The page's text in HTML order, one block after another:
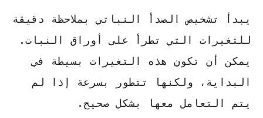
يبدأ تشخيص الصدأ النباتي بملاحظة دقيقة
للتغيرات التي تطرأ على أوراق النبات.
يمكن أن تكون هذه التغيرات بسيطة في
البداية، ولكنها تتطور بسرعة إذا لم
يتم التعامل معها بشكل صحيح.